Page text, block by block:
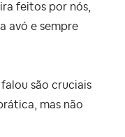
feitos por nós,
avó e sempre
são cruciais
mas não